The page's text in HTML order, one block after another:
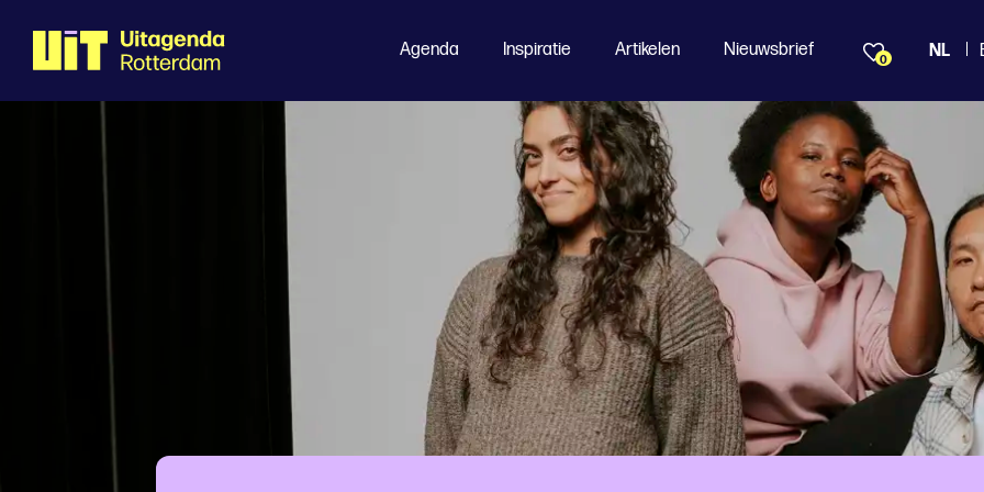
Agenda Inspiratie Artikelen Nieuwsbrief 0 NL